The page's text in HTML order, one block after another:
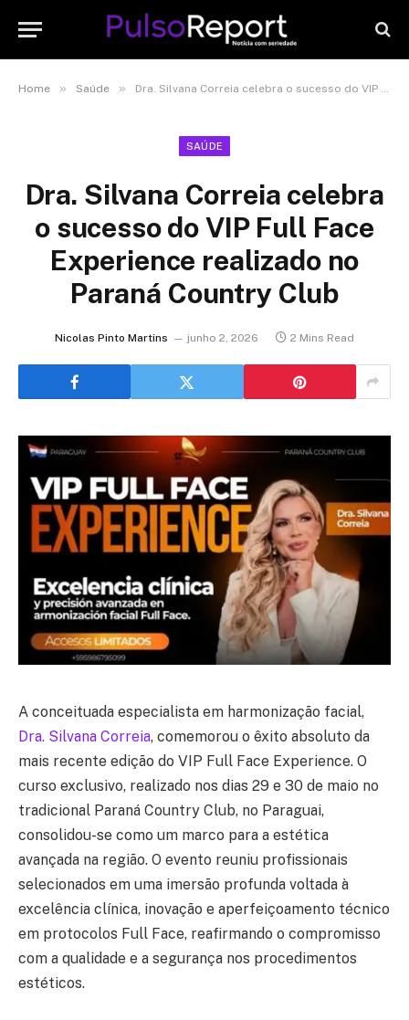
Home » Saúde » Dra. Silvana Correia celebra o sucesso do VIP Full Face Experience realizado no Paraná Country Club
SAÚDE
Dra. Silvana Correia celebra
o sucesso do VIP Full Face
Experience realizado no
Paraná Country Club
Nicolas Pinto Martins junho 2, 2026 2 Mins Read
A conceituada especialista em harmonização facial,
Dra. Silvana Correia, comemorou o êxito absoluto da
mais recente edição do VIP Full Face Experience. O
curso exclusivo, realizado nos dias 29 e 30 de maio no
tradicional Paraná Country Club, no Paraguai,
consolidou-se como um marco para a estética
avançada na região. O evento reuniu profissionais
selecionados em uma imersão profunda voltada à
excelência clínica, inovação e aperfeiçoamento técnico
em protocolos Full Face, reafirmando o compromisso
com a qualidade e a segurança nos procedimentos
estéticos.